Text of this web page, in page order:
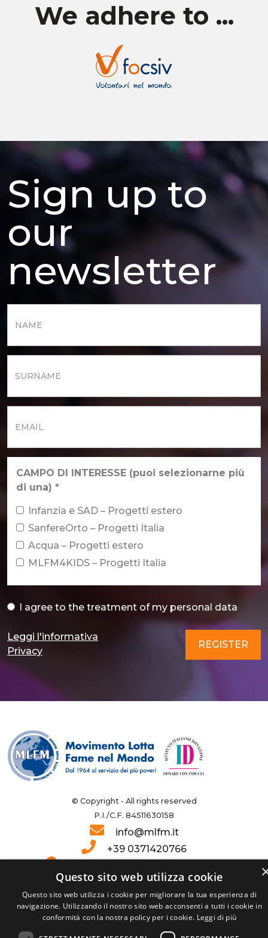
We adhere to ...
Sign up to
our
newsletter
Nome*
Cognome*
Email*
CAMPO DI INTERESSE (puoi selezionarne più
di una) *
Infanzia e SAD – Progetti estero
SanfereOrto – Progetti Italia
Acqua – Progetti estero
MLFM4KIDS – Progetti Italia
I agree to the treatment of my personal data
Acconsento al trattamento dei dati personali*
Leggi l'informativa
Privacy
REGISTER
© Copyright - All rights reserved
P.I./C.F. 84511630158
info@mlfm.it
+39 0371420766
Questo sito web utilizza cookie
Questo sito web utilizza i cookie per migliorare la tua esperienza di
navigazione. Utilizzando il nostro sito web acconsenti a tutti i cookie in
conformità con la nostra policy per i cookie. Leggi di più